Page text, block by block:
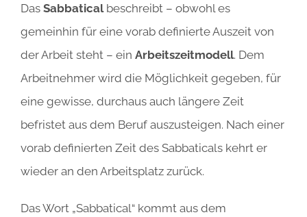
Das Sabbaticalbeschreibt – obwohl es
gemeinhin für eine vorab definierte Auszeit von
der Arbeit steht – ein Arbeitszeitmodell. Dem
Arbeitnehmer wird die Möglichkeit gegeben, für
eine gewisse, durchaus auch längere Zeit
befristet aus dem Beruf auszusteigen. Nach einer
vorab definierten Zeit des Sabbaticals kehrt er
wieder an den Arbeitsplatz zurück.
Das Wort „Sabbatical“ kommt aus dem